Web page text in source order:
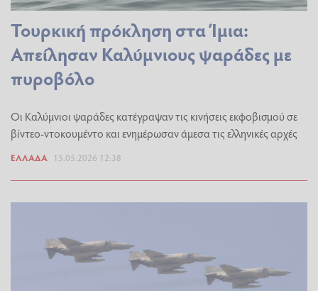
Τουρκική πρόκληση στα Ίμια:
Απείλησαν Καλύμνιους ψαράδες με
πυροβόλο
Οι Καλύμνιοι ψαράδες κατέγραψαν τις κινήσεις εκφοβισμού σε
βίντεο-ντοκουμέντο και ενημέρωσαν άμεσα τις ελληνικές αρχές
ΕΛΛΆΔΑ 15.05.2026 12:38